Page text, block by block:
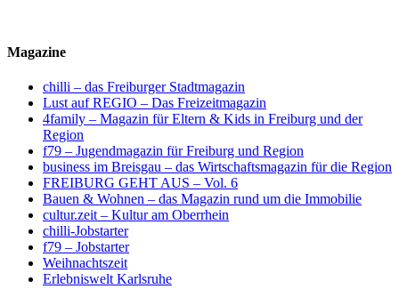
Magazine
chilli – das Freiburger Stadtmagazin
Lust auf REGIO – Das Freizeitmagazin
4family – Magazin für Eltern & Kids in Freiburg und der
Region
f79 – Jugendmagazin für Freiburg und Region
business im Breisgau – das Wirtschaftsmagazin für die Region
FREIBURG GEHT AUS – Vol. 6
Bauen & Wohnen – das Magazin rund um die Immobilie
cultur.zeit – Kultur am Oberrhein
chilli-Jobstarter
f79 – Jobstarter
Weihnachtszeit
Erlebniswelt Karlsruhe